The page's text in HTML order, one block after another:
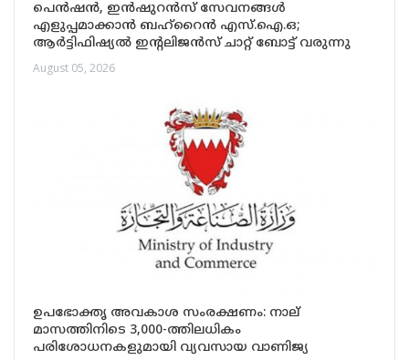
പെൻഷൻ, ഇൻഷുറൻസ് സേവനങ്ങൾ
എളുപ്പമാക്കാൻ ബഹ്റൈൻ എസ്‌.ഐ.ഒ;
ആർട്ടിഫിഷ്യൽ ഇന്റലിജൻസ് ചാറ്റ് ബോട്ട് വരുന്നു
August 05, 2026
ഉപഭോക്തൃ അവകാശ സംരക്ഷണം: നാല്
മാസത്തിനിടെ 3,000-ത്തിലധികം
പരിശോധനകളുമായി വ്യവസായ വാണിജ്യ